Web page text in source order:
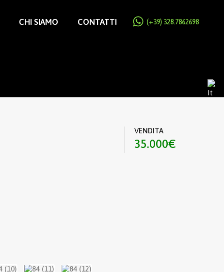
CHI SIAMO CONTATTI (+39) 328.7862698
VENDITA
35.000€